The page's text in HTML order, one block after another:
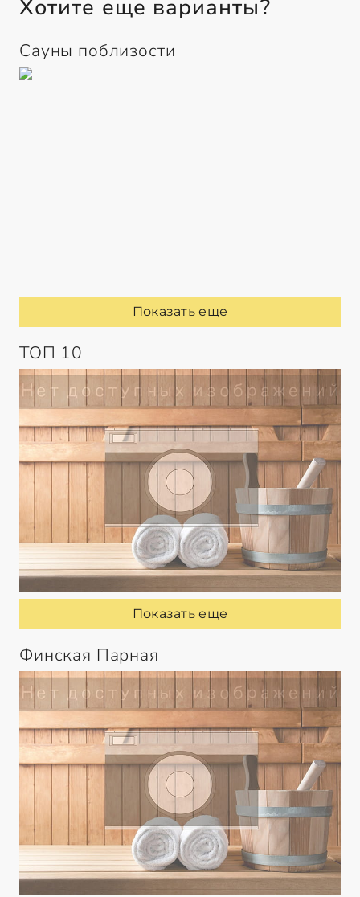
Хотите еще варианты?
Сауны поблизости
Показать еще
ТОП 10
Показать еще
Финская Парная